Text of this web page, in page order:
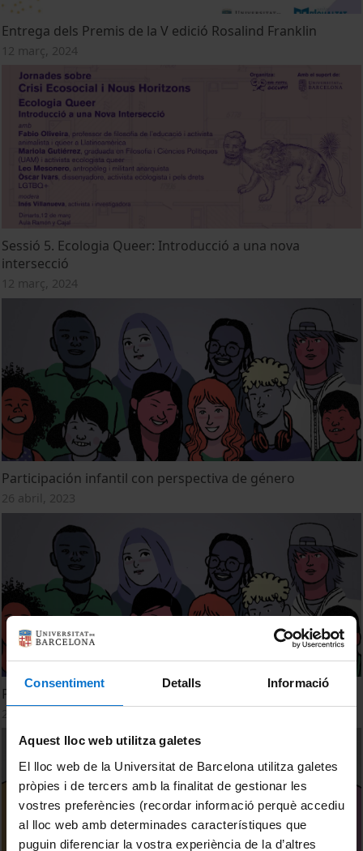
Consentiment Detalls Informació
Aquest lloc web utilitza galetes
El lloc web de la Universitat de Barcelona utilitza galetes
pròpies i de tercers amb la finalitat de gestionar les
vostres preferències (recordar informació perquè accediu
al lloc web amb determinades característiques que
puguin diferenciar la vostra experiència de la d’altres
Entrega dels Premis de la V edició Rosalind Franklin
12 març, 2024
Sessió 5. Ecologia Queer: Introducció a una nova
intersecció
12 març, 2024
Participación infantil con perspectiva de género
26 abril, 2023
Participació infantil amb perspectiva de gènere